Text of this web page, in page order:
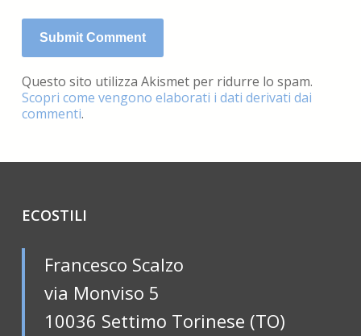
Questo sito utilizza Akismet per ridurre lo spam.
Scopri come vengono elaborati i dati derivati dai
commenti.
ECOSTILI
Francesco Scalzo
via Monviso 5
10036 Settimo Torinese (TO)